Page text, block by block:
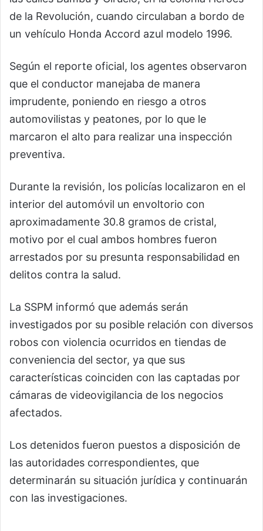
de la Revolución, cuando circulaban a bordo de
un vehículo Honda Accord azul modelo 1996.
Según el reporte oficial, los agentes observaron
que el conductor manejaba de manera
imprudente, poniendo en riesgo a otros
automovilistas y peatones, por lo que le
marcaron el alto para realizar una inspección
preventiva.
Durante la revisión, los policías localizaron en el
interior del automóvil un envoltorio con
aproximadamente 30.8 gramos de cristal,
motivo por el cual ambos hombres fueron
arrestados por su presunta responsabilidad en
delitos contra la salud.
La SSPM informó que además serán
investigados por su posible relación con diversos
robos con violencia ocurridos en tiendas de
conveniencia del sector, ya que sus
características coinciden con las captadas por
cámaras de videovigilancia de los negocios
afectados.
Los detenidos fueron puestos a disposición de
las autoridades correspondientes, que
determinarán su situación jurídica y continuarán
con las investigaciones.